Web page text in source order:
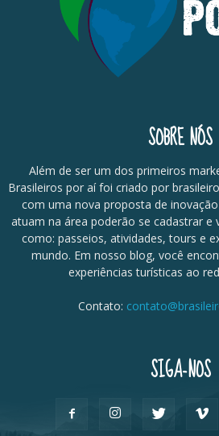
SOBRE NÓS
Além de ser um dos primeiros
Brasileiros por aí foi criado por
com uma nova proposta de
atuam na área poderão se cadastrar e
como: passeios, atividades, tours e
mundo. Em nosso blog, você
experiências turísticas ao
Contato:
SIGA-NOS